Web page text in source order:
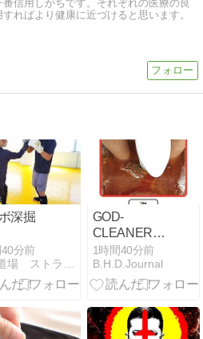
信用しがちです。それぞれの医療の良
ればより健康に近づけると思います。
深掘
分前
GOD-
CLEANER・
GOLD（ゴッ
ドクリーナー
ゴールド）の
1時間40分前
B.H.D.Journal